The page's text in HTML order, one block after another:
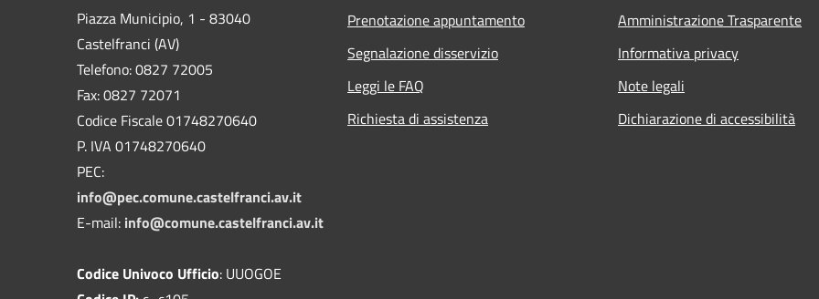
Piazza Municipio, 1 - 83040
Castelfranci (AV)
Telefono: 0827 72005
Fax: 0827 72071
Codice Fiscale 01748270640
P. IVA 01748270640
PEC:
info@pec.comune.castelfranci.av.it
E-mail: info@comune.castelfranci.av.it
Codice Univoco Ufficio: UUOGOE
Prenotazione appuntamento
Segnalazione disservizio
Leggi le FAQ
Richiesta di assistenza
Amministrazione Trasparente
Informativa privacy
Note legali
Dichiarazione di accessibilità